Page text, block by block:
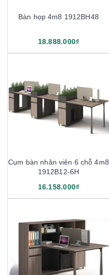
Bàn họp 4m8 1912BH48
18.888.000₫
Cụm bàn nhân viên 6 chỗ 4m8
1912B12-6H
16.158.000₫